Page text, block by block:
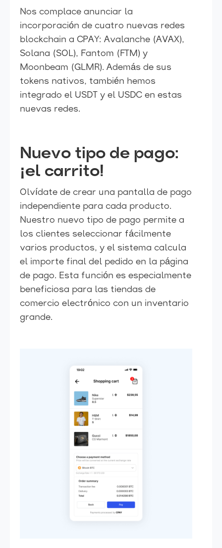
Nos complace anunciar la
incorporación de cuatro nuevas redes
blockchain a CPAY: Avalanche (AVAX),
Solana (SOL), Fantom (FTM) y
Moonbeam (GLMR). Además de sus
tokens nativos, también hemos
integrado el USDT y el USDC en estas
nuevas redes.
Nuevo tipo de pago:
¡el carrito!
Olvídate de crear una pantalla de pago
independiente para cada producto.
Nuestro nuevo tipo de pago permite a
los clientes seleccionar fácilmente
varios productos, y el sistema calcula
el importe final del pedido en la página
de pago. Esta función es especialmente
beneficiosa para las tiendas de
comercio electrónico con un inventario
grande.